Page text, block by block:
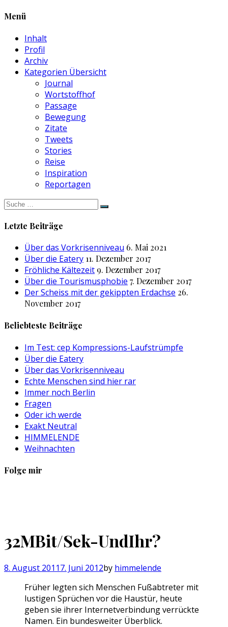
Menü
Inhalt
Profil
Archiv
Kategorien Übersicht
Journal
Wortstoffhof
Passage
Bewegung
Zitate
Tweets
Stories
Reise
Inspiration
Reportagen
Suche
nach:
Letzte Beiträge
Über das Vorkrisenniveau 6. Mai 2021
Über die Eatery 11. Dezember 2017
Fröhliche Kältezeit 9. Dezember 2017
Über die Tourismusphobie 7. Dezember 2017
Der Scheiss mit der gekippten Erdachse 26.
November 2017
Beliebteste Beiträge
Im Test: cep Kompressions-Laufstrümpfe
Über die Eatery
Über das Vorkrisenniveau
Echte Menschen sind hier rar
Immer noch Berlin
Fragen
Oder ich werde
Exakt Neutral
HIMMELENDE
Weihnachten
Folge mir
anzeigen
anzeigen
anzeigen
anzeigen
32MBit/Sek-UndIhr?
8. August 20117. Juni 2012by himmelende
Früher legten sich Menschen Fußabtreter mit
lustigen Sprüchen vor die Haustür, heute
geben sie ihrer Internetverbindung verrückte
Namen. Ein bundesweiter Überblick.